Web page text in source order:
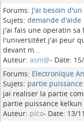
Forums: J'ai besoin
Sujets: demande d'aide
j'ai fais une operatin
l'universitéet j'ai peur
devant m...
Auteur: asm@- Date:
Forums: Electronique
Sujets: partie puissance
jai realiser la partie
partie puissance
Auteur: pico- Date: 13/